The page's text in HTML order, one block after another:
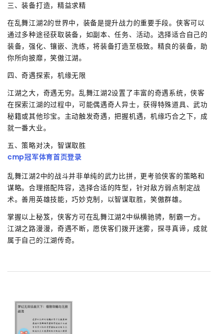
三、装备打造，精益求精
在乱舞江湖2的世界中，装备是提升战力的重要手段。侠客可以
通过多种途径获取装备，如副本、任务、活动。选择适合自己的
装备，强化、镶嵌、洗练，将装备打造至极致。精良的装备，助
你所向披靡，笑傲江湖。
四、奇遇探索，机缘无限
江湖之大，奇遇无穷。乱舞江湖2设置了丰富的奇遇系统，侠客
在探索江湖的过程中，可能偶遇奇人异士，获得特殊道具、武功
秘籍或其他珍宝。主动触发奇遇，把握机遇，机缘巧合之下，成
就一番大业。
五、策略对决，智谋取胜
cmp冠军体育首页登录
乱舞江湖2中的战斗并非单纯的武力比拼，更考验侠客的策略和
谋略。合理搭配阵容，选择合适的阵型，针对敌方弱点制定战
术。善用英雄技能，巧妙克制，以智谋取胜，笑傲群雄。
掌握以上秘笈，侠客方可在乱舞江湖2中纵横驰骋，制霸一方。
江湖之路漫漫，奇遇不断，愿侠客们拨开迷雾，探寻真谛，成就
属于自己的江湖传奇。